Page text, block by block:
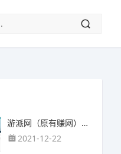
游派网（原有赚网），主要以试玩游戏赚钱为主
2021-12-22